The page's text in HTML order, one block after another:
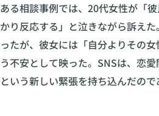
ある相談事例では、20代女性が「
かり反応する」と泣きながら訴え
ったが、彼女には「自分よりその
う不安として映った。SNSは、恋愛
という新しい緊張を持ち込んだので